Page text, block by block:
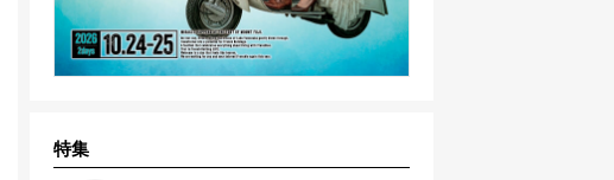
特集